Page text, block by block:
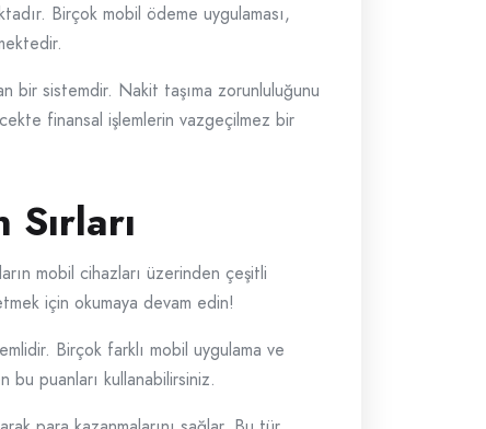
Birçok mobil ödeme uygulaması,
bir sistemdir. Nakit taşıma zorunluluğunu
finansal işlemlerin vazgeçilmez bir
mobil cihazları üzerinden çeşitli
için okumaya devam edin!
Birçok farklı mobil uygulama ve
bu puanları kullanabilirsiniz.